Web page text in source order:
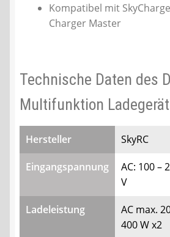
Kompatibel mit
Charger Master
Technische Daten des
Multifunktion Ladegerät
Hersteller SkyRC
Eingangspannung
AC: 100 –
V
Ladeleistung
AC max.
400 W x2